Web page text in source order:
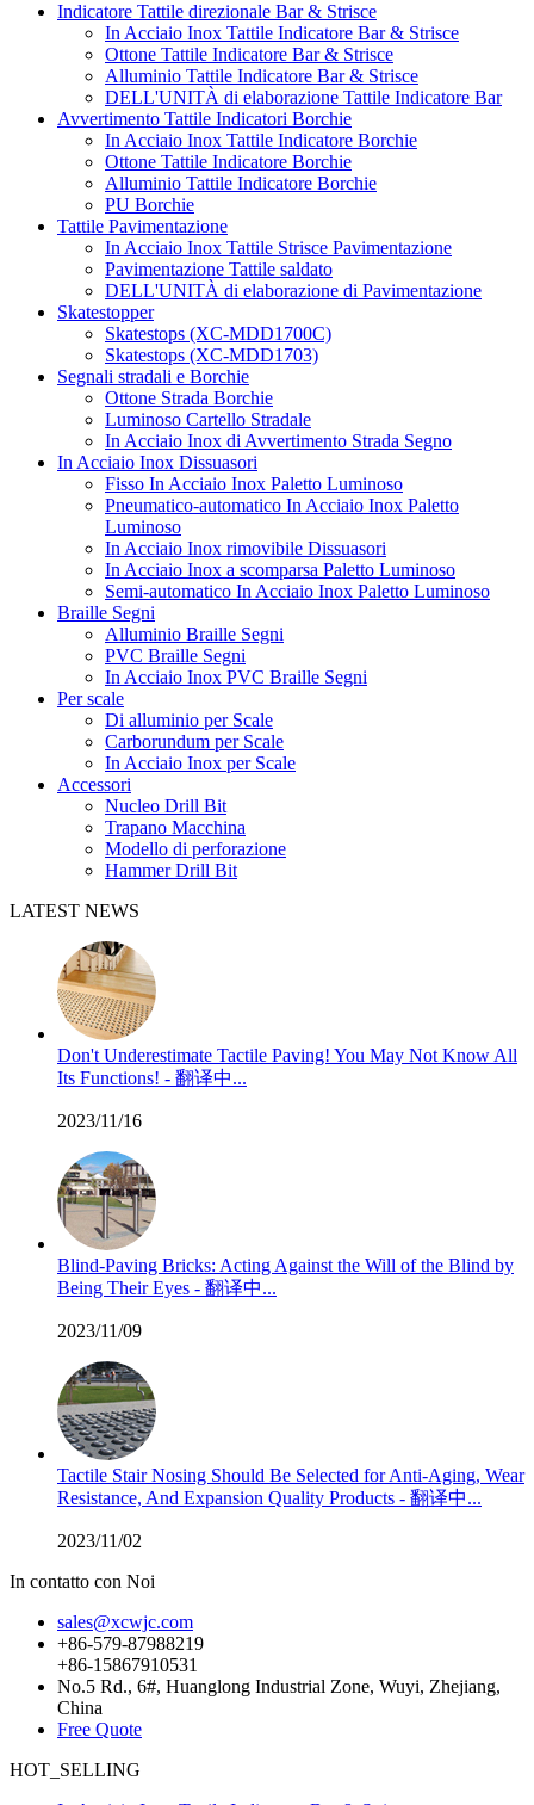
Indicatore Tattile direzionale Bar & Strisce
In Acciaio Inox Tattile Indicatore Bar & Strisce
Ottone Tattile Indicatore Bar & Strisce
Alluminio Tattile Indicatore Bar & Strisce
DELL'UNITÀ di elaborazione Tattile Indicatore Bar
Avvertimento Tattile Indicatori Borchie
In Acciaio Inox Tattile Indicatore Borchie
Ottone Tattile Indicatore Borchie
Alluminio Tattile Indicatore Borchie
PU Borchie
Tattile Pavimentazione
In Acciaio Inox Tattile Strisce Pavimentazione
Pavimentazione Tattile saldato
DELL'UNITÀ di elaborazione di Pavimentazione
Skatestopper
Skatestops (XC-MDD1700C)
Skatestops (XC-MDD1703)
Segnali stradali e Borchie
Ottone Strada Borchie
Luminoso Cartello Stradale
In Acciaio Inox di Avvertimento Strada Segno
In Acciaio Inox Dissuasori
Fisso In Acciaio Inox Paletto Luminoso
Pneumatico-automatico In Acciaio Inox Paletto
Luminoso
In Acciaio Inox rimovibile Dissuasori
In Acciaio Inox a scomparsa Paletto Luminoso
Semi-automatico In Acciaio Inox Paletto Luminoso
Braille Segni
Alluminio Braille Segni
PVC Braille Segni
In Acciaio Inox PVC Braille Segni
Per scale
Di alluminio per Scale
Carborundum per Scale
In Acciaio Inox per Scale
Accessori
Nucleo Drill Bit
Trapano Macchina
Modello di perforazione
Hammer Drill Bit
LATEST NEWS
Don't Underestimate Tactile Paving! You May Not Know All
Its Functions! - 翻译中...
2023/11/16
Blind-Paving Bricks: Acting Against the Will of the Blind by
Being Their Eyes - 翻译中...
2023/11/09
Tactile Stair Nosing Should Be Selected for Anti-Aging, Wear
Resistance, And Expansion Quality Products - 翻译中...
2023/11/02
In contatto con Noi
sales@xcwjc.com
+86-579-87988219
+86-15867910531
No.5 Rd., 6#, Huanglong Industrial Zone, Wuyi, Zhejiang,
China
Free Quote
HOT_SELLING